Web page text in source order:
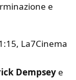
e
La7Cinema
Dempsey e